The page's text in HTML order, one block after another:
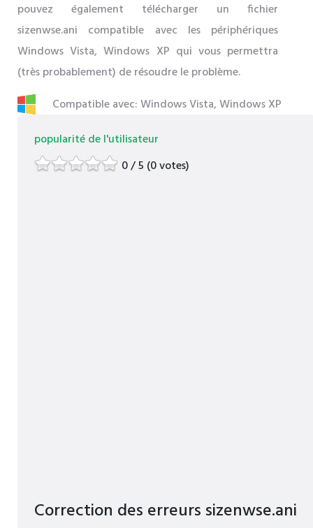
pouvez également télécharger un fichier
sizenwse.ani compatible avec les périphériques
Windows Vista, Windows XP qui vous permettra
(très probablement) de résoudre le problème.
Compatible avec: Windows Vista, Windows XP
popularité de l'utilisateur
0 / 5 (0 votes)
Correction des erreurs sizenwse.ani